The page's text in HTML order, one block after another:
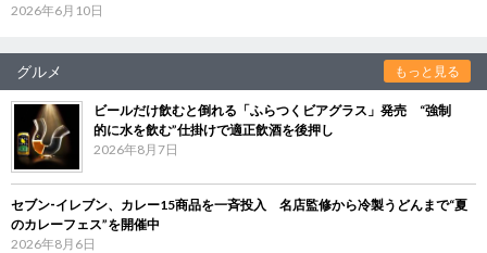
2026年6月10日
グルメ もっと見る
ビールだけ飲むと倒れる「ふらつくビアグラス」発売 “強制
的に水を飲む”仕掛けで適正飲酒を後押し
2026年8月7日
セブン‐イレブン、カレー15商品を一斉投入 名店監修から冷製うどんまで“夏
のカレーフェス”を開催中
2026年8月6日